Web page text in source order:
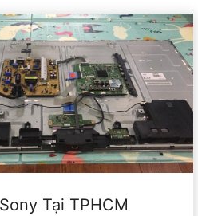
Tại TPHCM